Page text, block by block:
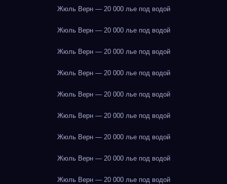
Жюль Верн — 20 000 лье под водой
Жюль Верн — 20 000 лье под водой
Жюль Верн — 20 000 лье под водой
Жюль Верн — 20 000 лье под водой
Жюль Верн — 20 000 лье под водой
Жюль Верн — 20 000 лье под водой
Жюль Верн — 20 000 лье под водой
Жюль Верн — 20 000 лье под водой
Жюль Верн — 20 000 лье под водой